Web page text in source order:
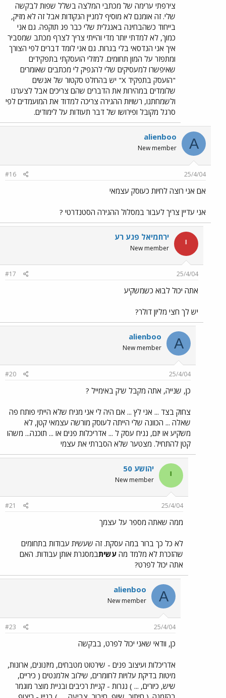
צירפתי ערימה של מכתבי המלצה בשלל שפות לבקשה
שלי. זה אומנם לא מוסיף למניין הנקודות אבל זה לא מזיק,
בייחוד כשהבחינה באנגלית שלי כבר פג תוקפה. גם אני
כמוך, לא למדתי יותר מדי והייתי צריך לצרף מכתב שמסביר
איך אני הנדסאי בלי בגרות. גם אני לומד דברים לפי הצורך
ומתפזר על המון תחומים. למזלי הועסקתי בתפקידים
שאיפשרו למעסיקים שלי להנפיק לי מכתבים שאומרים
"הועסק בתפקיד X" יש בהחלט סקטור של אנשים
שלומדים במהירות את הדברים שהם צריכים אבל לצערנו
ולשמחתנו, רשויות ההגירה צריכה למדוד את המועמדים לפי
סרגל מקובל ופירושו של דבר תעודות על לימודים.
A
alienboo
New member
25/4/04
#16
אם אני רוצה לחיות כעוסק עצמאי
אני עדיין צריך לעבור במסלול ההגירה הסטנדרטי ?
י ירחמיאל פגע רע
New member
25/4/04
#17
אתה יכול לבוא כשמשקיע
יש לך חצי מליון דולר?
A
alienboo
New member
25/4/04
#20
כן, שנייה, אתה מקבל ש'ק באימייל ?
צחוק בצד ... אני לץ ... אם היה לי אני מניח שלא הייתי פותח פה
שאלה ... הכוונה שלי הייתה לעוסק מורשה עצמאי קטן, לא
משקיע או יזם, נניח עסק ל ... אדריכלות פנים או ... תוכנה... משהו
קטן להתחיל. מצטער שלא הסברתי את עצמי
י יהושע 50
New member
25/4/04
#21
ממה שאתה מספר על עצמך
לא כל כך ברור במה עסקת. זה שעשית עבודות בתחומים
שהזכרת לא מלמד מה עשיתבמסגרת אותן עבודות. האם
אתה יכול לפרט?
A
alienboo
New member
25/4/04
#23
כן, וודאי שאני יכול לפרט, בבקשה
אדריכלות ועיצוב פנים - שירטוט מטבחים, מיזנונים, ארונות,
מיטות בדיקת עלויות לחומרים, שילוב אלמנטים ( כיריים,
שיש, כיורים, ... ) נגרות - קניית רכיבים ובניית מוצר מוגמר